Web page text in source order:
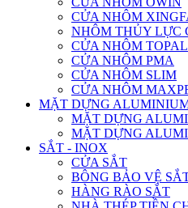
CỬA NHÔM
NHÔM THỦY LỰC
CỬA NHÔM TOPAL
CỬA NHÔM PMA
CỬA NHÔM SLIM
CỬA NHÔM
MẶT DỰNG
MẶT DỰNG
MẶT DỰNG
SẮT - INOX
CỬA SẮT
BÔNG BẢO VỆ
HÀNG RÀO SẮT